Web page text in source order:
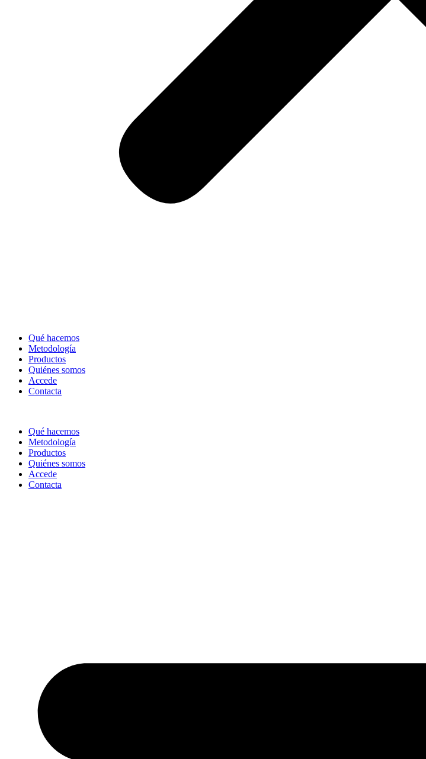
Qué hacemos
Metodología
Productos
Quiénes somos
Accede
Contacta
Qué hacemos
Metodología
Productos
Quiénes somos
Accede
Contacta